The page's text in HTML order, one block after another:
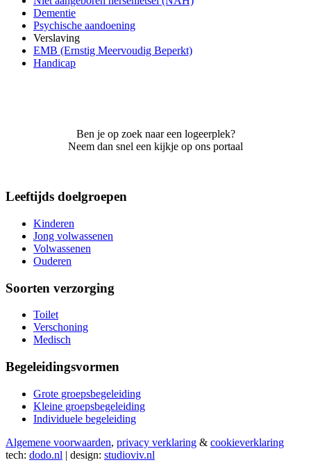
Dementie
Psychische aandoening
Verslaving
EMB (Ernstig Meervoudig Beperkt)
Handicap
Ben je op zoek naar een logeerplek?
Neem dan snel een kijkje op ons portaal
Leeftijds doelgroepen
Kinderen
Jong volwassenen
Volwassenen
Ouderen
Soorten verzorging
Toilet
Verschoning
Medisch
Begeleidingsvormen
Grote groepsbegeleiding
Kleine groepsbegeleiding
Individuele begeleiding
Algemene voorwaarden, privacy verklaring & cookieverklaring
tech: dodo.nl | design: studioviv.nl